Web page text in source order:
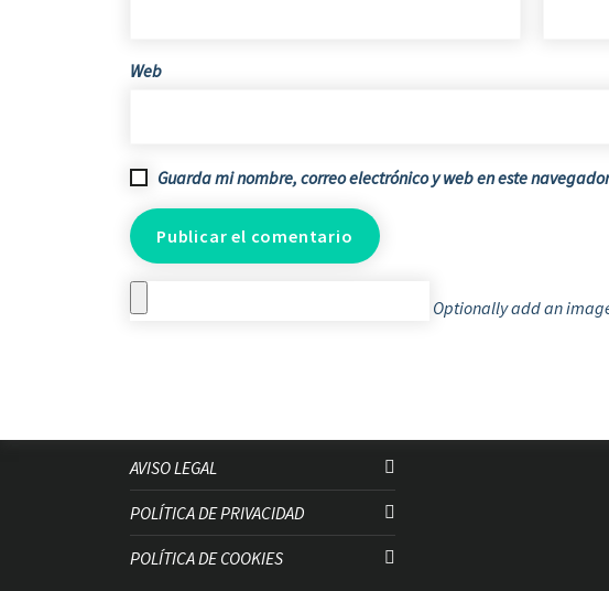
Web
Guarda mi nombre, correo electrónico y web en este
Optionally add an
AVISO LEGAL
POLÍTICA DE PRIVACIDAD
POLÍTICA DE COOKIES